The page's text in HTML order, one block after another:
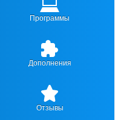
Программы
Дополнения
Отзывы